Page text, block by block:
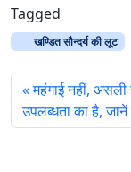
Tagged
खण्डित सौन्दर्य की लूट
महंगाई नहीं,
उपलब्धता का है, जानें